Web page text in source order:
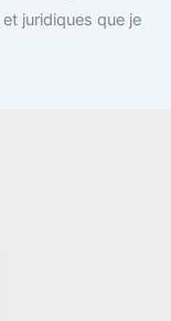
juridiques que je